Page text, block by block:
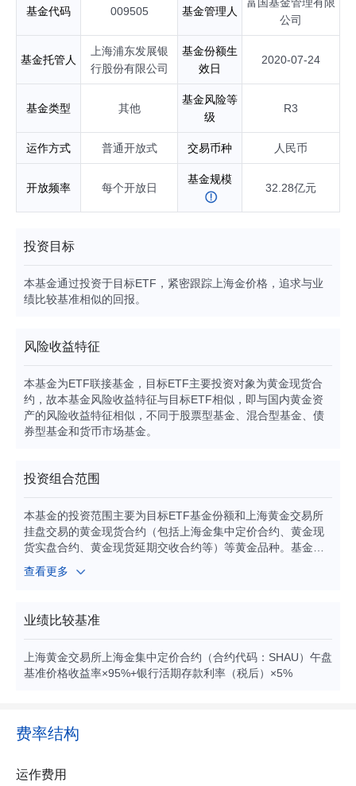
任富国北证50成份指数型证券投资基金基金经理；自2023年06
月起任富国中证上海环交所碳中和交易型开放式指数证券投资
基金联接基金基金经理；自2023年11月起任富国中证医药50交
易型开放式指数证券投资基金联接基金基金经理；自2024年06
月起任富国中证A100交易型开放式指数证券投资基金发起式联
接基金基金经理；自2024年09月起任富国中证A500交易型开
放式指数证券投资基金基金经理；自2024年11月起任富国中证
理；自2026年03月起任富国沪深300ESG基准交易型开放式指
数证券投资基金发起式联接基金基金经理；自2026年03月起任
富国沪深300ESG基准交易型开放式指数证券投资基金基金经
理；具有基金从业资格。
基金代码 009505 基金管理人
公司
基金托管人
上海浦东发展银
行股份有限公司
基金份额生
效日
2020-07-24
基金类型 其他
基金风险等
级
R3
运作方式 普通开放式 交易币种 人民币
开放频率 每个开放日
基金规模
32.28亿元
投资目标
本基金通过投资于目标ETF，紧密跟踪上海金价格，追求与业
绩比较基准相似的回报。
风险收益特征
本基金为ETF联接基金，目标ETF主要投资对象为黄金现货合
约，故本基金风险收益特征与目标ETF相似，即与国内黄金资
产的风险收益特征相似，不同于股票型基金、混合型基金、债
券型基金和货币市场基金。
投资组合范围
本基金的投资范围主要为目标ETF基金份额和上海黄金交易所
挂盘交易的黄金现货合约（包括上海金集中定价合约、黄金现
货实盘合约、黄金现货延期交收合约等）等黄金品种。基金可
少量投资于债券（国家债券、央行票据、地方政府债券、金融
债券、企业债券、公司债券、次级债券、可转换债券、可交换
中期票据等）、资产支持证券、债券回购、银行存款、同业存
单、现金资产以及中国证监会允许基金投资的其他金融工具
权益类资产。本基金投资于目标ETF的比例不得低于基金资产
净值的90%。
查看更多
业绩比较基准
上海黄金交易所上海金集中定价合约（合约代码：SHAU）午盘
基准价格收益率×95%+银行活期存款利率（税后）×5%
费率结构
运作费用